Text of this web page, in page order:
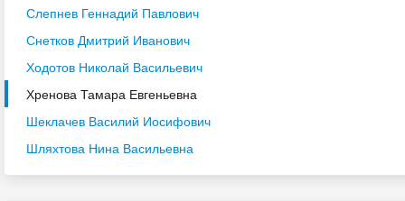
Слепнев Геннадий Павлович
Снетков Дмитрий Иванович
Ходотов Николай Васильевич
Хренова Тамара Евгеньевна
Шеклачев Василий Иосифович
Шляхтова Нина Васильевна